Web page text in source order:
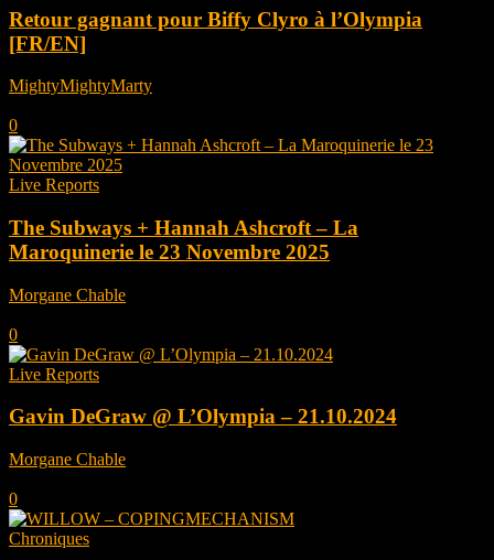
Retour gagnant pour Biffy Clyro à l’Olympia
[FR/EN]
MightyMightyMarty
0
Live Reports
The Subways + Hannah Ashcroft – La
Maroquinerie le 23 Novembre 2025
Morgane Chable
0
Live Reports
Gavin DeGraw @ L’Olympia – 21.10.2024
Morgane Chable
0
Chroniques